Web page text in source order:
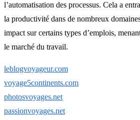
l’automatisation des processus. Cela a
la productivité dans de nombreux
impact sur certains types d’emplois,
le marché du travail.
leblogvoyageur.com
voyage5continents.com
photosvoyages.net
passionvoyages.net